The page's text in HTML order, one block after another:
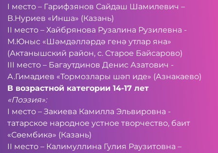
I место – Гарифзянов Сайдаш Шамилевич –
В.Нуриев «Инша» (Казань)
II место – Хайбрянова Рузалина Рузилевна -
М.Юныс «Шәмдәлләрдә генә утлар яна»
(Актанышский район, с. Старое Байсарово)
III место – Багаутдинов Денис Азатович -
А.Гимадиев «Тормозлары шәп иде» (Азнакаево)
В возрастной категории 14-17 лет
«Поэзия»:
I место – Закиева Камилла Эльвировна -
татарское народное устное творчество, баит
«Сөембикә» (Казань)
II место – Калимуллина Гулия Раузитовна –